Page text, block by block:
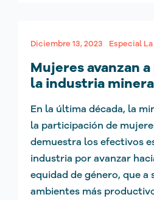
Diciembre 13, 2023 Especial
Mujeres avanzan
la industria minera
En la última década, la
la participación de
demuestra los efectivos
industria por avanzar
equidad de género, que a
ambientes más